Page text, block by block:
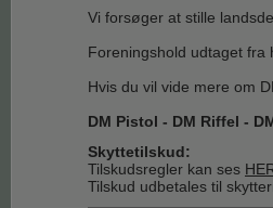
Vi forsøger at stille
Foreningshold udtaget
Hvis du vil vide mere om
DM Pistol - DM Riffel -
Skyttetilskud:
Tilskudsregler kan ses
Tilskud udbetales til